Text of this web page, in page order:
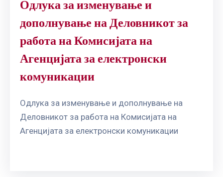
Одлука за изменување и
дополнување на Деловникот за
работа на Комисијата на
Агенцијата за електронски
комуникации
Одлука за изменување и дополнување на
Деловникот за работа на Комисијата на
Агенцијата за електронски комуникации